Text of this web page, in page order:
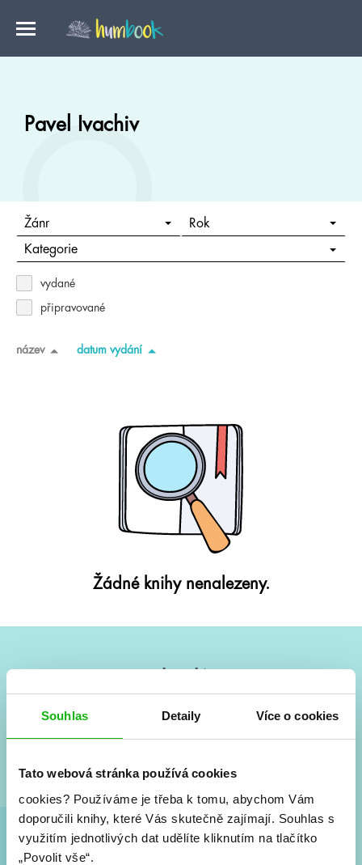
Souhlas Detaily Více o cookies
Tato webová stránka používá cookies
cookies? Používáme je třeba k tomu, abychom Vám
doporučili knihy, které Vás skutečně zajímají. Souhlas s
využitím jednotlivých dat udělíte kliknutím na tlačítko
„Povolit vše“.
Pavel Ivachiv
Žánr Rok
Kategorie
vydané
připravované
název datum vydání
Žádné knihy nenalezeny.
Vše kolem #youngadult každý měsíc rovnou do mailu!
a seriálové adaptace a další.